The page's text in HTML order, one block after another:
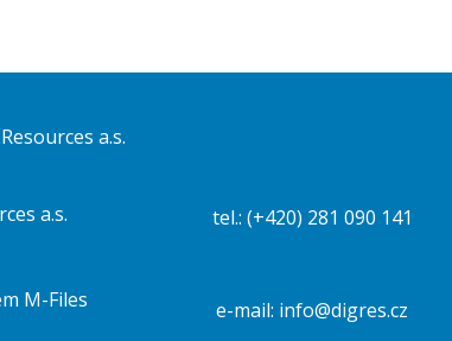
a.s.
a.s.
M-Files
tel.: (+420) 281 090 141
e-mail: info@digres.cz